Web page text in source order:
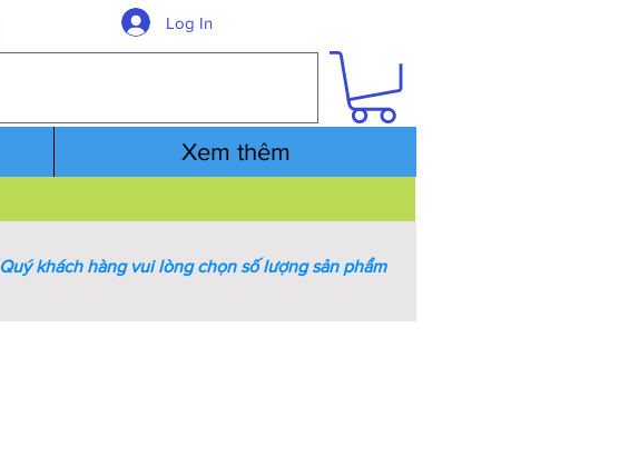
Log In
Xem thêm
Quý khách hàng vui lòng chọn số lượng sản phẩm